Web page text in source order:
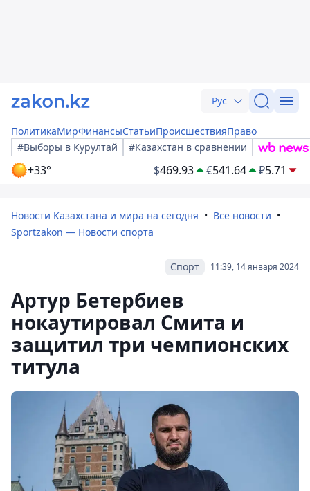
Рус
ПолитикаМирФинансыСтатьиПроисшествияПраво
#Выборы в Курултай
#Казахстан в сравнении
+33° $469.93 €541.64 ₽5.71
Новости Казахстана и мира на сегодня
Все новости
Sportzakon — Новости спорта
11:39, 14 января 2024
Спорт
Артур Бетербиев
нокаутировал Смита и
защитил три чемпионских
титула